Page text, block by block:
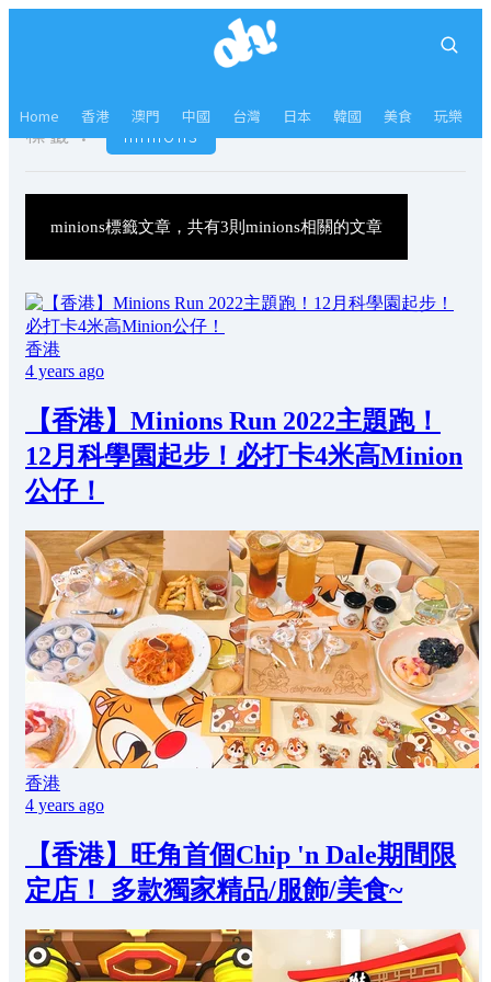
Home 香港 澳門 中國 台灣 日本 韓國 美食 玩樂
標籤： minions
minions標籤文章，共有3則minions相關的文章
香港
4 years ago
【香港】Minions Run 2022主題跑！
12月科學園起步！必打卡4米高Minion
公仔！
香港
4 years ago
【香港】旺角首個Chip 'n Dale期間限
定店！ 多款獨家精品/服飾/美食~